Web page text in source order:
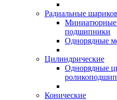
Радиальные
Миниатюрные
подшипники
Однорядные
Цилиндрические
Однорядные
Конические